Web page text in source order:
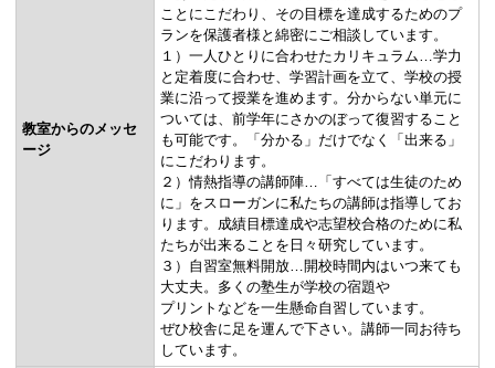
教室からのメッセ
ージ
ことにこだわり、その目標を達成するためのプ
ランを保護者様と綿密にご相談しています。
１）一人ひとりに合わせたカリキュラム…学力
と定着度に合わせ、学習計画を立て、学校の授
業に沿って授業を進めます。分からない単元に
ついては、前学年にさかのぼって復習すること
も可能です。「分かる」だけでなく「出来る」
にこだわります。
２）情熱指導の講師陣…「すべては生徒のため
に」をスローガンに私たちの講師は指導してお
ります。成績目標達成や志望校合格のために私
たちが出来ることを日々研究しています。
３）自習室無料開放…開校時間内はいつ来ても
大丈夫。多くの塾生が学校の宿題や
プリントなどを一生懸命自習しています。
ぜひ校舎に足を運んで下さい。講師一同お待ち
しています。